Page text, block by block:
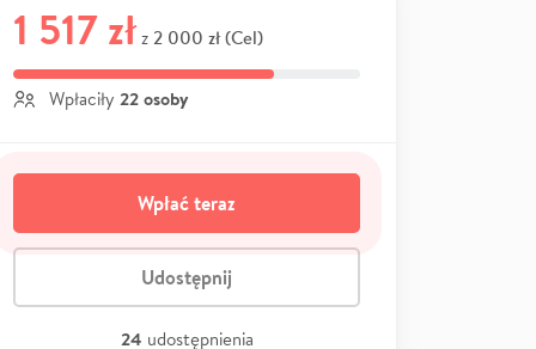
1 517 zł z 2 000 zł (Cel)
Wpłaciły 22 osoby
Wpłać teraz
Udostępnij
24 udostępnienia